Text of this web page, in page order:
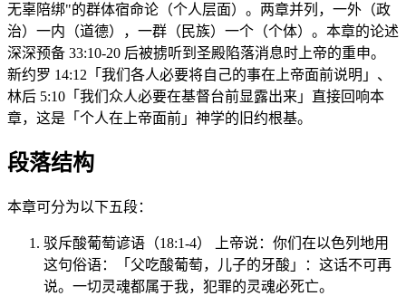
无辜陪绑"的群体宿命论（个人层面）。两章并列，一外（政
治）一内（道德），一群（民族）一个（个体）。本章的论述
深深预备 33:10-20 后被掳听到圣殿陷落消息时上帝的重申。
新约罗 14:12「我们各人必要将自己的事在上帝面前说明」、
林后 5:10「我们众人必要在基督台前显露出来」直接回响本
章，这是「个人在上帝面前」神学的旧约根基。
段落结构
本章可分为以下五段：
驳斥酸葡萄谚语（18:1-4） 上帝说：你们在以色列地用
这句俗语：「父吃酸葡萄，儿子的牙酸」：这话不可再
说。一切灵魂都属于我，犯罪的灵魂必死亡。